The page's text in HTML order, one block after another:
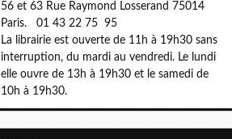
56 et 63 Rue Raymond Losserand 75014
Paris. 01 43 22 75 95
La librairie est ouverte de 11h à 19h30 sans
interruption, du mardi au vendredi. Le lundi
elle ouvre de 13h à 19h30 et le samedi de
10h à 19h30.